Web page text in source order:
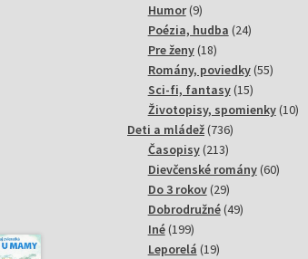
Humor 99
produktov
Poézia, hudba 2424
Pre ženy 1818
produktov
Romány, poviedky 5555
Sci-fi, fantasy 1515
produktov
Životopisy, spomienky 1010
Deti a mládež 736736
Časopisy 213213
produktov
Dievčenské romány 6060
Do 3 rokov 2929
produktov
Dobrodružné 4949
Iné 199199
produktov
Leporelá 1919